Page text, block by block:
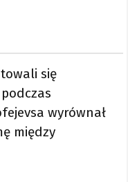
się
wyrównał
między